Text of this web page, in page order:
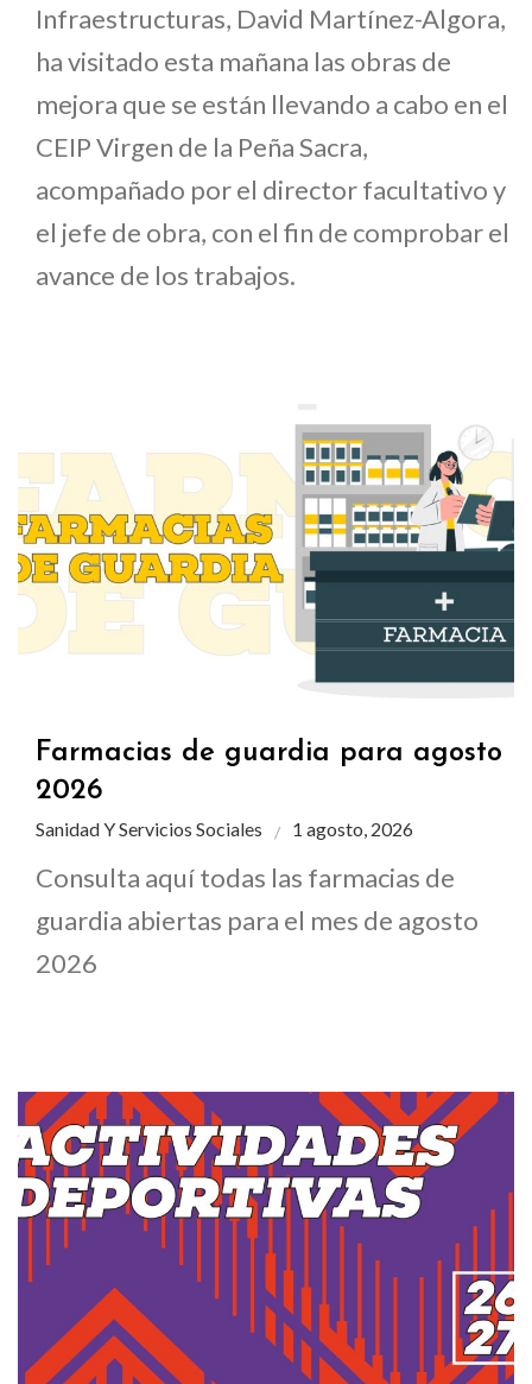
Infraestructuras, David Martínez-Algora,
ha visitado esta mañana las obras de
mejora que se están llevando a cabo en el
CEIP Virgen de la Peña Sacra,
acompañado por el director facultativo y
el jefe de obra, con el fin de comprobar el
avance de los trabajos.
Farmacias de guardia para agosto
2026
Sanidad Y Servicios Sociales 1 agosto, 2026
Consulta aquí todas las farmacias de
guardia abiertas para el mes de agosto
2026